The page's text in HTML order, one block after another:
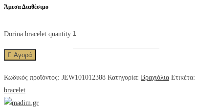
Άμεσα Διαθέσιμο
Dorina bracelet quantity
Αγορά
Κωδικός προϊόντος: JEW101012388 Κατηγορία: Βραχιόλια Ετικέτα:
bracelet